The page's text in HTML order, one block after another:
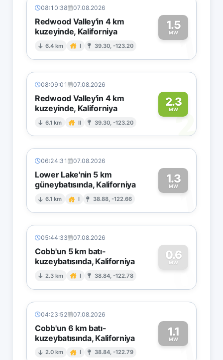
08:10:38 07.08.2026
Redwood Valley'in 4 km
kuzeyinde, Kaliforniya
6.4 km I 39.30, -123.20
1.5
MW1
08:09:01 07.08.2026
Redwood Valley'in 4 km
kuzeyinde, Kaliforniya
6.1 km II 39.30, -123.20
2.3
MW2
06:24:31 07.08.2026
Lower Lake'nin 5 km
güneybatısında, Kaliforniya
6.1 km I 38.88, -122.66
1.3
MW1
05:44:33 07.08.2026
Cobb'un 5 km batı-
kuzeybatısında, Kaliforniya
2.3 km I 38.84, -122.78
0.6
MW
0
04:23:52 07.08.2026
Cobb'un 6 km batı-
kuzeybatısında, Kaliforniya
2.0 km I 38.84, -122.79
1.1
MW